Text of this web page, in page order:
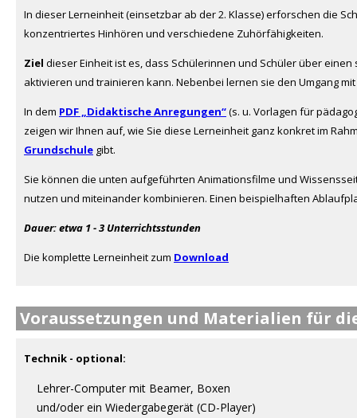
In dieser Lerneinheit (einsetzbar ab der 2. Klasse) erforschen die
konzentriertes Hinhören und verschiedene Zuhörfähigkeiten.
Ziel dieser Einheit ist es, dass Schülerinnen und Schüler über
aktivieren und trainieren kann. Nebenbei lernen sie den Umgang
In dem PDF „Didaktische Anregungen“(s. u. Vorlagen für
zeigen wir Ihnen auf, wie Sie diese Lerneinheit ganz konkret im
Grundschule gibt.
Sie können die unten aufgeführten Animationsfilme und
nutzen und miteinander kombinieren. Einen beispielhaften
Dauer: etwa 1 - 3 Unterrichtsstunden
Die komplette Lerneinheit zum Download
Voraussetzungen und Materialien für
Technik - optional:
Lehrer-Computer mit Beamer, Boxen
und/oder ein Wiedergabegerät (CD-Player)